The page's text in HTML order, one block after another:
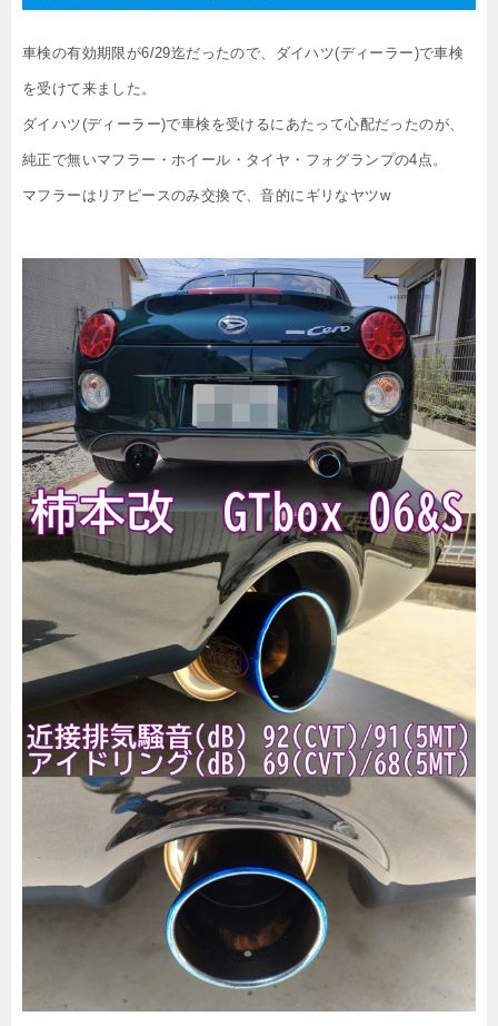
車検の有効期限が6/29迄だったので、ダイハツ(ディーラー)で車検
を受けて来ました。
ダイハツ(ディーラー)で車検を受けるにあたって心配だったのが、
純正で無いマフラー・ホイール・タイヤ・フォグランプの4点。
マフラーはリアピースのみ交換で、音的にギリなヤツw